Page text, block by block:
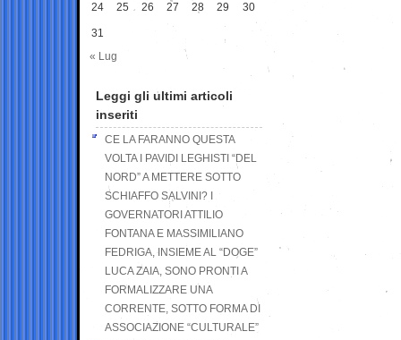
24 25 26 27 28 29 30
31
« Lug
Leggi gli ultimi articoli
inseriti
CE LA FARANNO QUESTA
VOLTA I PAVIDI LEGHISTI “DEL
NORD” A METTERE SOTTO
SCHIAFFO SALVINI? I
GOVERNATORI ATTILIO
FONTANA E MASSIMILIANO
FEDRIGA, INSIEME AL “DOGE”
LUCA ZAIA, SONO PRONTI A
FORMALIZZARE UNA
CORRENTE, SOTTO FORMA DI
ASSOCIAZIONE “CULTURALE”